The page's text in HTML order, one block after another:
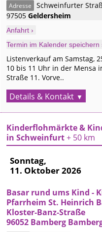
Adresse Schweinfurter
97505Geldersheim
Anfahrt ›
Termin im Kalender speichern
Listenverkauf am Samstag,
10 bis 11 Uhr in der Mensa
Straße 11. Vorve..
Details & Kontakt
Kinderflohmärkte &
in Schweinfurt+ 50 km
Sonntag,
11. Oktober 2026
Basar rund ums Kind -
Pfarrheim St. Heinrich
Kloster-Banz-Straße
96052 Bamberg